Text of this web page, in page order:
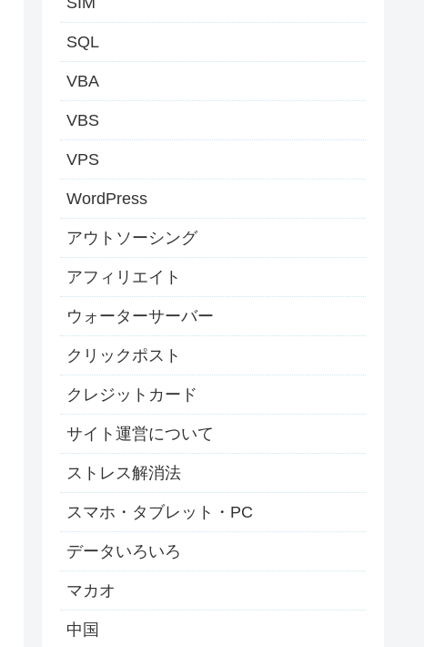
SQL
VBA
VBS
VPS
WordPress
アウトソーシング
アフィリエイト
ウォーターサーバー
クリックポスト
クレジットカード
サイト運営について
ストレス解消法
スマホ・タブレット・PC
データいろいろ
マカオ
中国